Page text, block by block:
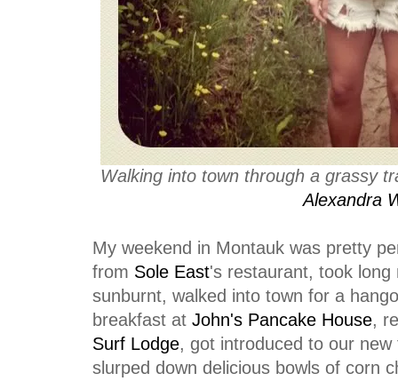
Walking into town through a grassy
Alexandra
My weekend in Montauk was pretty
from Sole East's restaurant, took
sunburnt, walked into town for a
breakfast at John's Pancake House,
Surf Lodge, got introduced to our
slurped down delicious bowls of corn